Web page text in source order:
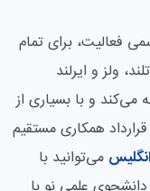
فعالیت، برای تمام
ولز و ایرلند
می‌کند و با بسیاری از
همکاری مستقیم
می‌توانید با